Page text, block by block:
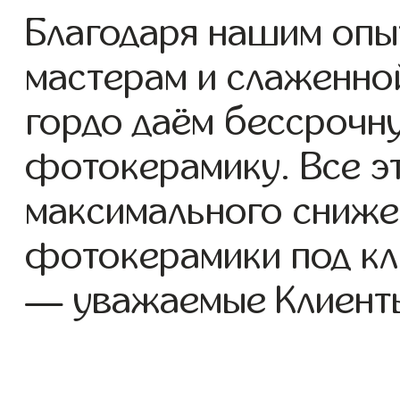
Благодаря нашим
мастерам и
гордо даём
фотокерамику. Все
максимального
фотокерамики под
— уважаемые